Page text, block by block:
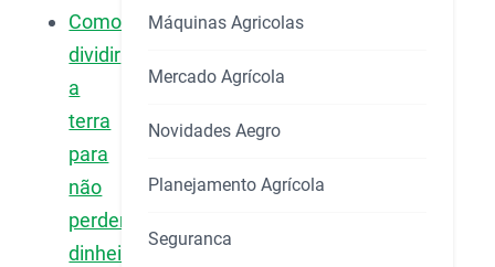
Como
dividir
a
terra
para
não
perder
dinheiro
Máquinas Agricolas
Mercado Agrícola
Novidades Aegro
Planejamento Agrícola
Seguranca